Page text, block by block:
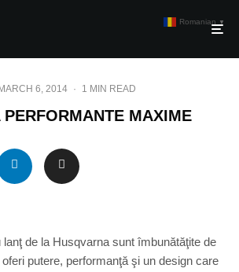
MARCH 6, 2014 · 1 MIN READ
PERFORMANTE MAXIME
de la Husqvarna sunt îmbunătăţite de
putere, performanţă şi un design care
Romanian ▼